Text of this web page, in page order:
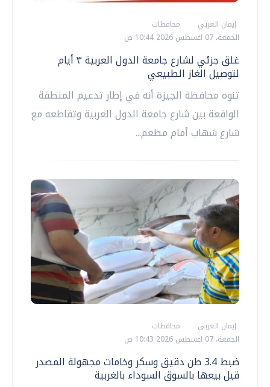
إيمان العربي
محافظات
الجمعة، 07 اغسطس 2026 10:44 ص
غلق جزئي لشارع جامعة الدول العربية ٣ أيام
لتوصيل الغاز الطبيعي
تنوه محافظة الجيزة أنه في إطار تدعيم المنطقة
الواقعة بين شارع جامعة الدول العربية وتقاطعه مع
شارع شهاب أمام مطعم...
إيمان العربي
محافظات
الجمعة، 07 اغسطس 2026 10:43 ص
ضبط 3.4 طن دقيق وسكر وخامات مجهولة المصدر
قبل بيعها بالسوق السوداء بالغربية